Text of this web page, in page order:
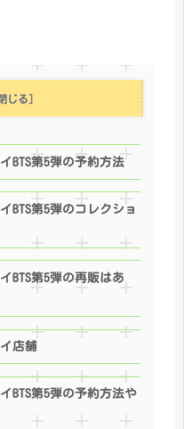
BTS第5弾の予約方法
BTS第5弾のコレクショ
BTS第5弾の再販はあ
店舗
BTS第5弾の予約方法や